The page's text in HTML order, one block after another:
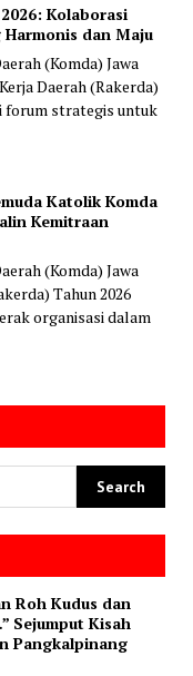
Kolaborasi
dan Maju
(Komda) Jawa
Daerah (Rakerda)
forum strategis untuk
Katolik Komda
Kemitraan
(Komda) Jawa
Tahun 2026
organisasi dalam
Roh Kudus dan
Sejumput Kisah
Pangkalpinang